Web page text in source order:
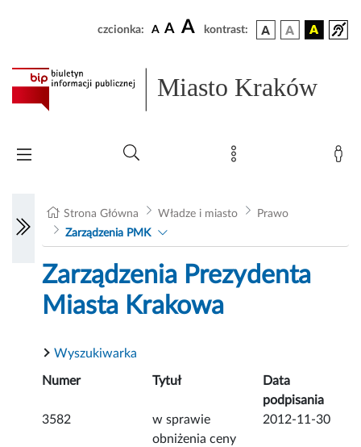
czcionka: A A A kontrast:
Miasto Kraków
Strona Główna Władze i miasto
Prawo
Zarządzenia PMK
Zarządzenia Prezydenta
Miasta Krakowa
Wyszukiwarka
Numer Tytuł
Data
podpisania
3582
w sprawie
obniżenia ceny
2012-11-30